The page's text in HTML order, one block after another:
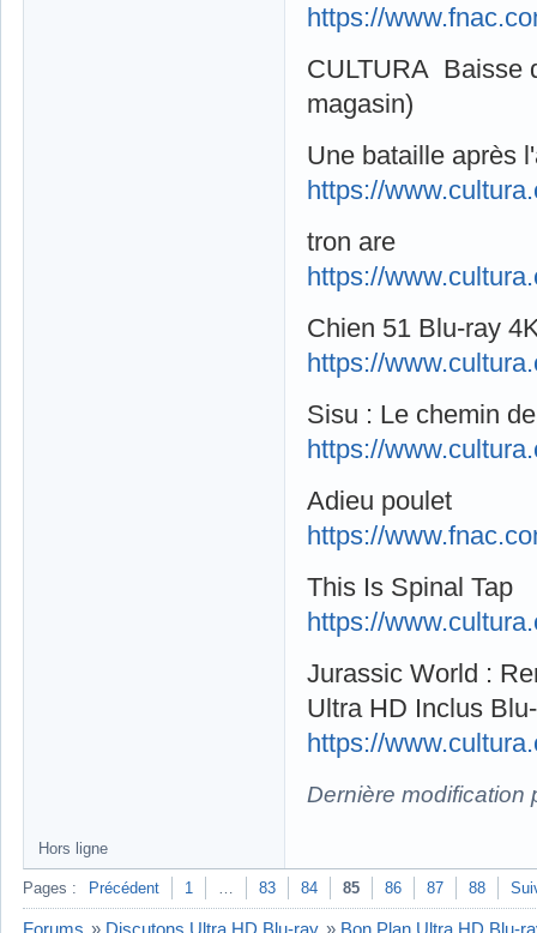
https://
CULTURA Baisse
magasin)
Une bataille après
https://
tron are
https://
Chien 51 Blu-ray
https://
Sisu : Le chemin
https://
Adieu poulet
https://
This Is Spinal Tap
https://
Jurassic World :
Ultra HD Inclus
https://
Dernière modification
Hors ligne
Pages : Précédent 1 … 83 84 85 86 87 88